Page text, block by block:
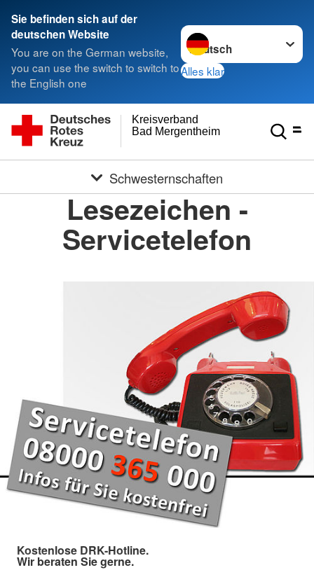
Sie befinden sich auf der
deutschen Website
You are on the German website,
you can use the switch to switch to
the English one
Sprache wechseln zu
Alles klar
Bad Mergentheim e.V.
Kreisverband
Schwesternschaften
Lesezeichen -
Servicetelefon
Kostenlose DRK-Hotline.
Wir beraten Sie gerne.